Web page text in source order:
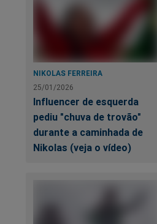
NIKOLAS FERREIRA
25/01/2026
Influencer de esquerda
pediu "chuva de trovão"
durante a caminhada de
Nikolas (veja o vídeo)